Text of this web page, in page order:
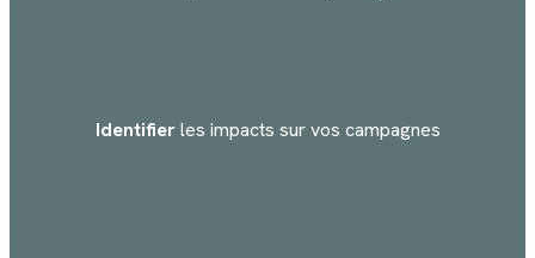
Identifierles impacts sur vos campagnes